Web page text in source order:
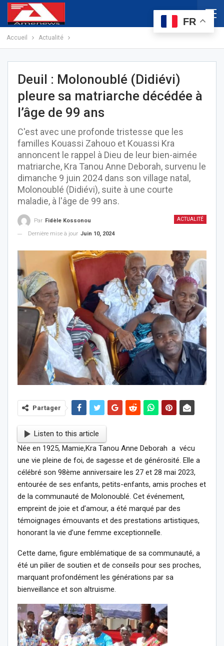
Accueil Actualité
Deuil : Molonoublé (Didiévi)
pleure sa matriarche décédée à
l’âge de 99 ans
C'est avec une profonde tristesse que les
familles Kouassi Zahouo et Kouassi Kra
annoncent le rappel à Dieu de leur bien-aimée
matriarche, Kra Tanou Anne Deborah, survenu le
dimanche 9 juin 2024 dans son village natal,
Molonoublé (Didiévi), suite à une courte
maladie, à l'âge de 99 ans.
ACTUALITÉ
Par Fidèle Kossonou
Dernière mise à jour Juin 10, 2024
Partager
Listen to this article
Née en 1925, Mamie,Kra Tanou Anne Deborah a vécu
une vie pleine de foi, de sagesse et de générosité. Elle a
célébré son 98ème anniversaire les 27 et 28 mai 2023,
entourée de ses enfants, petits-enfants, amis proches et
de la communauté de Molonoublé. Cet événement,
empreint de joie et d’amour, a été marqué par des
témoignages émouvants et des prestations artistiques,
honorant la vie d’une femme exceptionnelle.
Cette dame, figure emblématique de sa communauté, a
été un pilier de soutien et de conseils pour ses proches,
marquant profondément les générations par sa
bienveillance et son altruisme.
FR